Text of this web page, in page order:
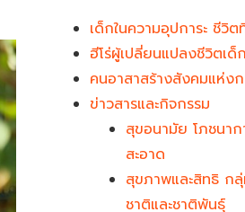
เด็กในความอุปการะ ชีวิ
ฮีโร่ผู้เปลี่ยนแปลงชีวิตเด็ก
คนอาสาสร้างสังคมแห่ง
ข่าวสารและกิจกรรม
สุขอนามัย โภชนาก
สะอาด
สุขภาพและสิทธิ กลุ่
ชาติและชาติพันธุ์